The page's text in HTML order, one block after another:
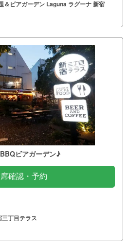
＆ビアガーデン Laguna ラグーナ 新宿
ビアガーデン♪
確認・予約
丁目テラス